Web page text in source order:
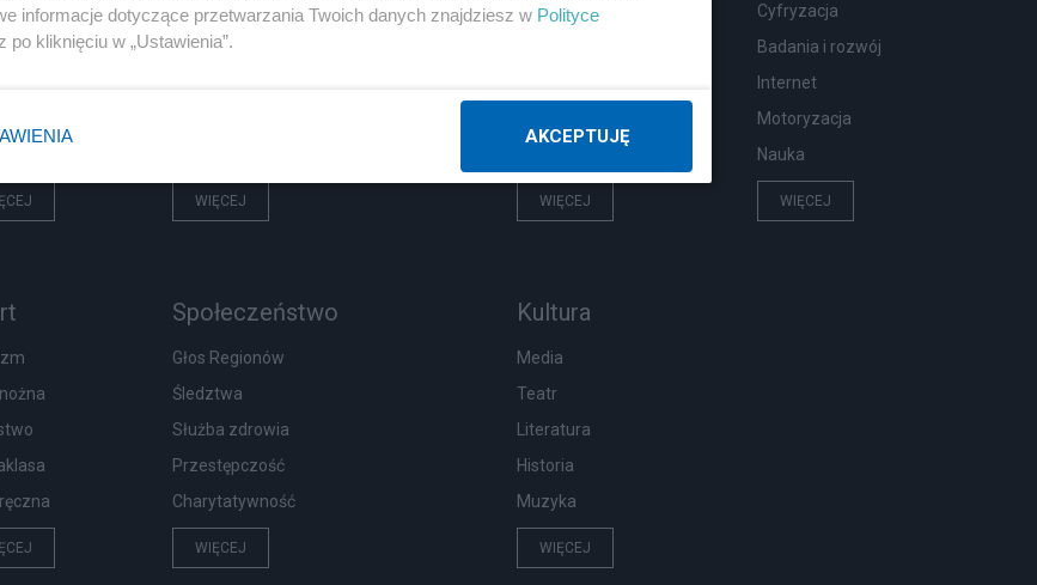
Centralny Port Komunikacyjny
Inwestycje
WIĘCEJ
Moda i uroda
WIĘCEJ
Cyfryzacja
Badania i rozwój
Internet
Motoryzacja
Nauka
WIĘCEJ
Społeczeństwo
Głos Regionów
Śledztwa
Służba zdrowia
Przestępczość
Charytatywność
WIĘCEJ
Kultura
Media
Teatr
Literatura
Historia
Muzyka
WIĘCEJ
informacje dotyczące przetwarzania Twoich danych znajdziesz w Polityce
po kliknięciu w „Ustawienia”.
AKCEPTUJĘ